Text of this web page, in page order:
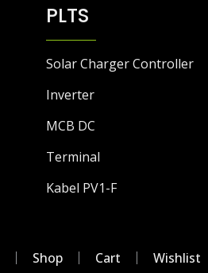
dapat
halaman
produk
PLTS
Solar Charger Controller
Inverter
MCB DC
Terminal
Kabel PV1-F
Shop Cart Wishlist